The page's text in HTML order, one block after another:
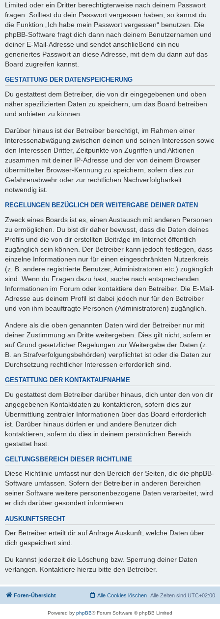
Limited oder ein Dritter berechtigterweise nach deinem Passwort
fragen. Solltest du dein Passwort vergessen haben, so kannst du
die Funktion „Ich habe mein Passwort vergessen“ benutzen. Die
phpBB-Software fragt dich dann nach deinem Benutzernamen und
deiner E-Mail-Adresse und sendet anschließend ein neu
generiertes Passwort an diese Adresse, mit dem du dann auf das
Board zugreifen kannst.
GESTATTUNG DER DATENSPEICHERUNG
Du gestattest dem Betreiber, die von dir eingegebenen und oben
näher spezifizierten Daten zu speichern, um das Board betreiben
und anbieten zu können.
Darüber hinaus ist der Betreiber berechtigt, im Rahmen einer
Interessenabwägung zwischen deinen und seinen Interessen sowie
den Interessen Dritter, Zeitpunkte von Zugriffen und Aktionen
zusammen mit deiner IP-Adresse und der von deinem Browser
übermittelter Browser-Kennung zu speichern, sofern dies zur
Gefahrenabwehr oder zur rechtlichen Nachverfolgbarkeit
notwendig ist.
REGELUNGEN BEZÜGLICH DER WEITERGABE DEINER DATEN
Zweck eines Boards ist es, einen Austausch mit anderen Personen
zu ermöglichen. Du bist dir daher bewusst, dass die Daten deines
Profils und die von dir erstellten Beiträge im Internet öffentlich
zugänglich sein können. Der Betreiber kann jedoch festlegen, dass
einzelne Informationen nur für einen eingeschränkten Nutzerkreis
(z. B. andere registrierte Benutzer, Administratoren etc.) zugänglich
sind. Wenn du Fragen dazu hast, suche nach entsprechenden
Informationen im Forum oder kontaktiere den Betreiber. Die E-Mail-
Adresse aus deinem Profil ist dabei jedoch nur für den Betreiber
und von ihm beauftragte Personen (Administratoren) zugänglich.
Andere als die oben genannten Daten wird der Betreiber nur mit
deiner Zustimmung an Dritte weitergeben. Dies gilt nicht, sofern er
auf Grund gesetzlicher Regelungen zur Weitergabe der Daten (z.
B. an Strafverfolgungsbehörden) verpflichtet ist oder die Daten zur
Durchsetzung rechtlicher Interessen erforderlich sind.
GESTATTUNG DER KONTAKTAUFNAHME
Du gestattest dem Betreiber darüber hinaus, dich unter den von dir
angegebenen Kontaktdaten zu kontaktieren, sofern dies zur
Übermittlung zentraler Informationen über das Board erforderlich
ist. Darüber hinaus dürfen er und andere Benutzer dich
kontaktieren, sofern du dies in deinem persönlichen Bereich
gestattet hast.
GELTUNGSBEREICH DIESER RICHTLINIE
Diese Richtlinie umfasst nur den Bereich der Seiten, die die phpBB-
Software umfassen. Sofern der Betreiber in anderen Bereichen
seiner Software weitere personenbezogene Daten verarbeitet, wird
er dich darüber gesondert informieren.
AUSKUNFTSRECHT
Der Betreiber erteilt dir auf Anfrage Auskunft, welche Daten über
dich gespeichert sind.
Du kannst jederzeit die Löschung bzw. Sperrung deiner Daten
verlangen. Kontaktiere hierzu bitte den Betreiber.
Foren-Übersicht Alle Zeiten sind UTC+02:00
Alle Cookies löschen
Powered by phpBB® Forum Software © phpBB Limited